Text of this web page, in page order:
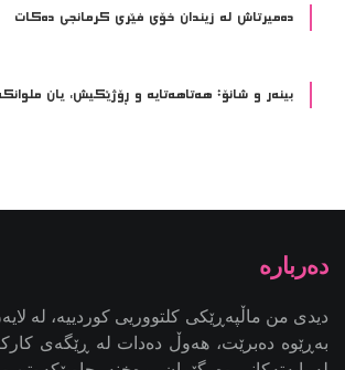
ده‌میرتاش له‌ زیندان خۆی فێری كرمانجی ده‌كات
بینەر و شانۆ: هەتاھەتایە و ڕۆژێکیش، یان
دیدی من ماڵپەڕێکی کلتووریی کوردییە، لە
بەڕێوە دەبرێت، هەوڵ دەدات لە ڕێگەی